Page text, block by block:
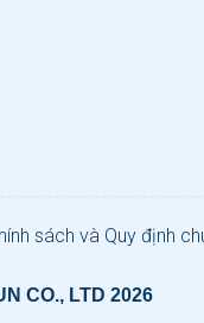
sách và Quy định
CO., LTD 2026